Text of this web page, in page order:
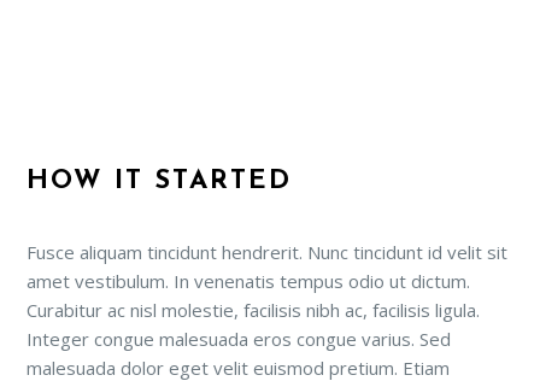
HOW IT STARTED
Fusce aliquam tincidunt hendrerit. Nunc tincidunt id velit sit
amet vestibulum. In venenatis tempus odio ut dictum.
Curabitur ac nisl molestie, facilisis nibh ac, facilisis ligula.
Integer congue malesuada eros congue varius. Sed
malesuada dolor eget velit euismod pretium. Etiam